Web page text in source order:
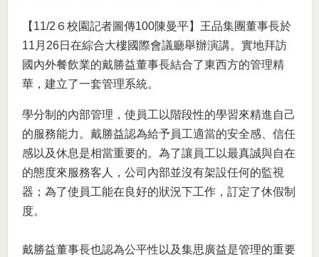
【11/2６校園記者圖傳100陳曼平】王品集團董事長於
11月26日在綜合大樓國際會議廳舉辦演講。實地拜訪
國內外餐飲業的戴勝益董事長結合了東西方的管理精
華，建立了一套管理系統。
學分制的內部管理，使員工以階段性的學習來精進自己
的服務能力。戴勝益認為給予員工適當的安全感、信任
感以及休息是相當重要的。為了讓員工以最真誠與自在
的態度來服務客人，公司內部並沒有架設任何的監視
器；為了使員工能在良好的狀況下工作，訂定了休假制
度。
戴勝益董事長也認為公平性以及集思廣益是管理的重要